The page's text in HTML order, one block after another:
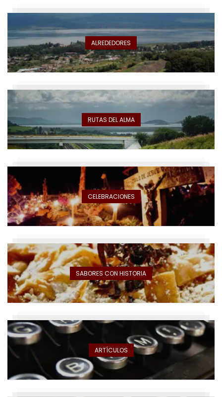
ALREDEDORES
RUTAS DEL ALMA
CELEBRACIONES
SABORES CON HISTORIA
ARTÍCULOS